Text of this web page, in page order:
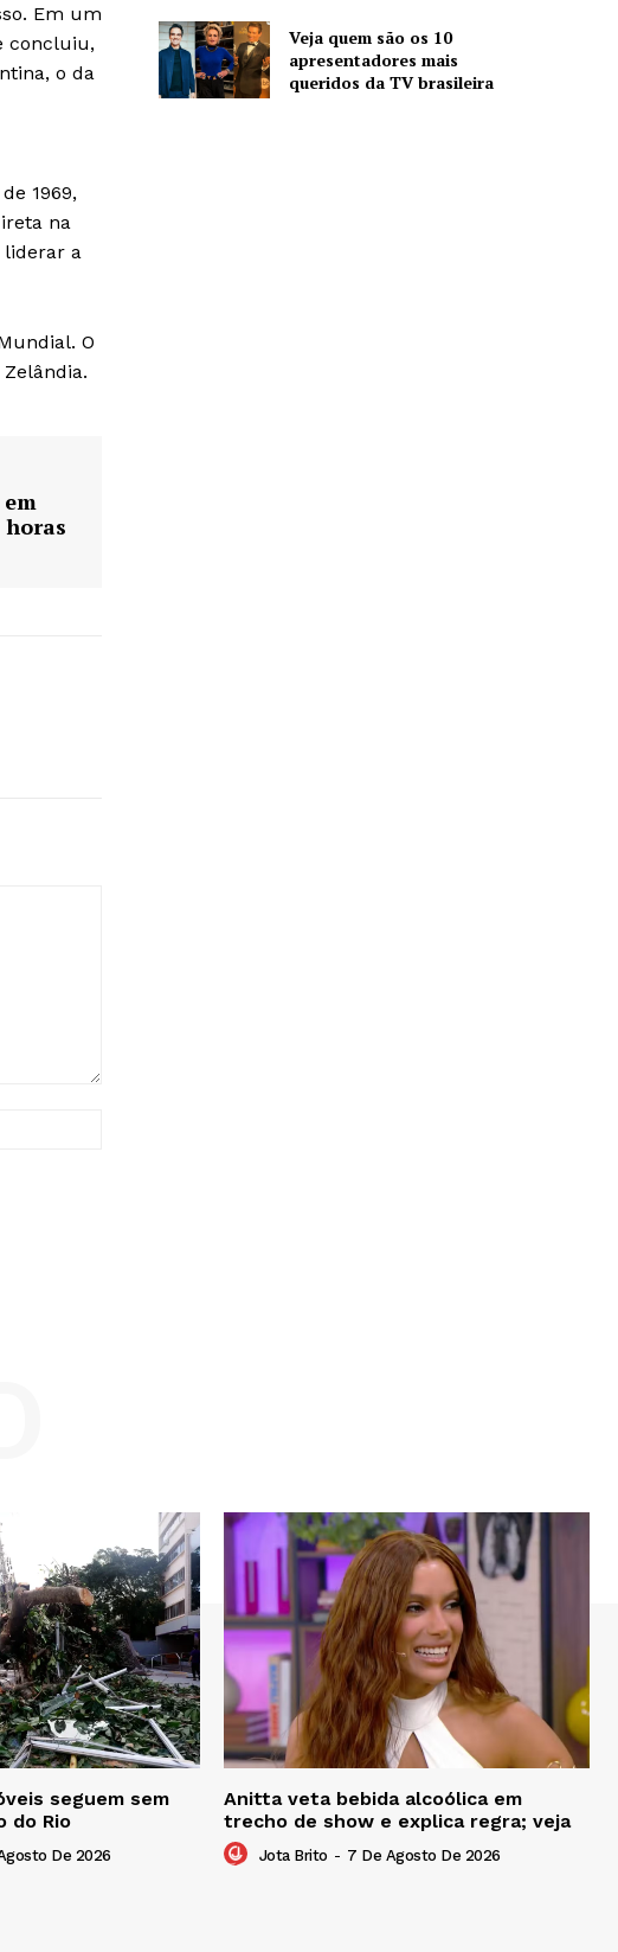
Em um
concluiu,
o da
1969,
na
liderar a
O
horas
Veja quem são os 10
apresentadores mais
queridos da TV brasileira
seguem sem
do Rio
De 2026
Anitta veta bebida alcoólica em
trecho de show e explica regra; veja
Jota Brito - 7 De Agosto De 2026